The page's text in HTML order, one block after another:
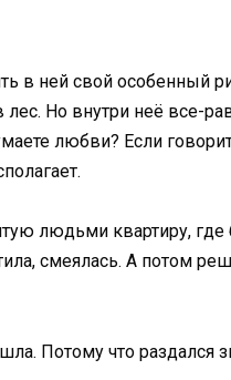
в ней свой особенный
Но внутри неё все-
любви? Если
людьми квартиру,
смеялась. А потом
Потому что раздался